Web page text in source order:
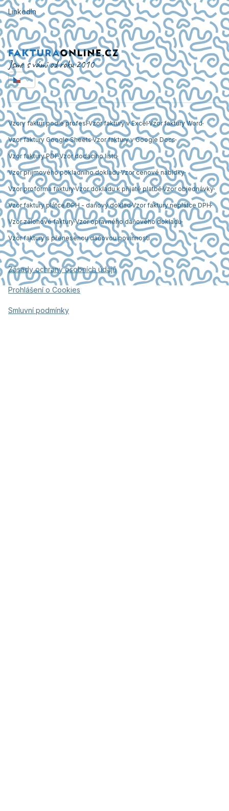
LinkedIn
Jsme s vámi od roku 2010
Vzory faktur podle profesíVzor faktury v Excel Vzor faktury Word
Vzor faktury Google Sheets Vzor faktury v Google Docs
Vzor faktury PDFVzor dodacího listu
Vzor příjmového pokladního dokladu Vzor cenové nabídky
Vzor proforma fakturyVzor dokladu k přijaté platběVzor objednávky
Vzor faktury plátce DPH - daňový dokladVzor faktury neplátce DPH
Vzor zálohové fakturyVzor opravného daňového dokladu
Vzor faktury s přenesenou daňovou povinností
Zásady ochrany osobních údajů
Prohlášení o Cookies
Smluvní podmínky